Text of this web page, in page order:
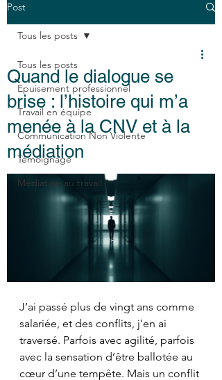
Post
Tous les posts
Epuisement professionnel
Travail en équipe
Communication Non Violente
Témoignage
Médiation au travail
Tous les posts
Quand le dialogue se
brise : l’histoire qui m’a
menée à la CNV et à la
médiation
J’ai passé plus de vingt ans comme
salariée, et des conflits, j’en ai
traversé. Parfois avec agilité, parfois
avec la sensation d’être ballotée au
cœur d’une tempête. Mais un conflit